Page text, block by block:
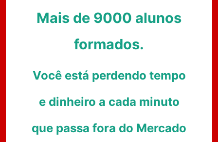
Mais de 9000 alunos
formados.
Você está perdendo tempo
e dinheiro a cada minuto
que passa fora do Mercado